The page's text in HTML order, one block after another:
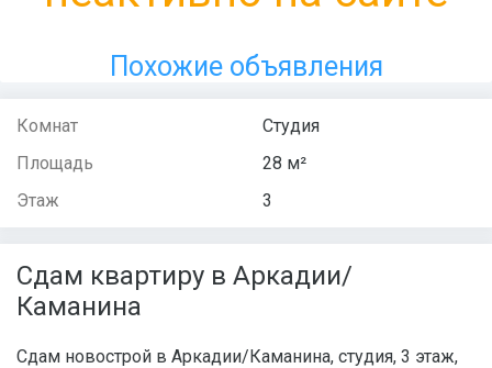
Похожие объявления
Комнат
Студия
Площадь
28 м²
Этаж
3
Сдам квартиру в Аркадии/
Каманина
Сдам новострой в Аркадии/Каманина, студия, 3 этаж,